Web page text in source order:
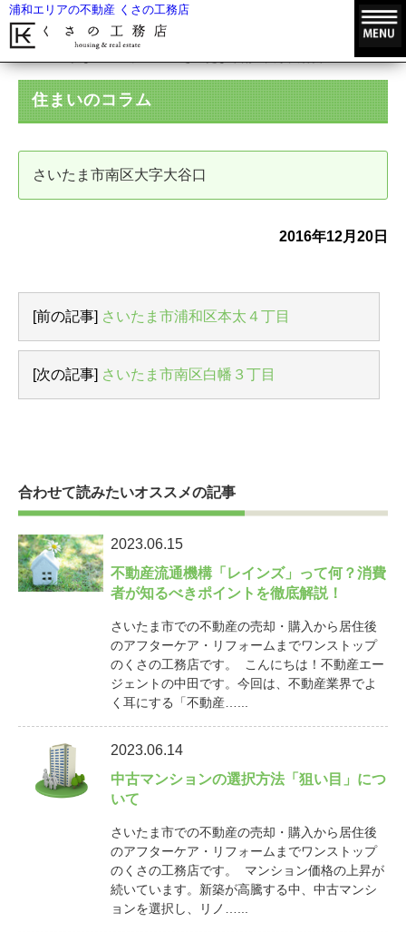
浦和エリアの不動産 くさの工務店
住まいのコラム
さいたま市南区大字大谷口
2016年12月20日
[前の記事] さいたま市浦和区本太４丁目
[次の記事] さいたま市南区白幡３丁目
合わせて読みたいオススメの記事
2023.06.15
不動産流通機構「レインズ」って何？消費
者が知るべきポイントを徹底解説！
さいたま市での不動産の売却・購入から居住後
のアフターケア・リフォームまでワンストップ
のくさの工務店です。 こんにちは！不動産エー
ジェントの中田です。今回は、不動産業界でよ
く耳にする「不動産…...
2023.06.14
中古マンションの選択方法「狙い目」につ
いて
さいたま市での不動産の売却・購入から居住後
のアフターケア・リフォームまでワンストップ
のくさの工務店です。 マンション価格の上昇が
続いています。新築が高騰する中、中古マンシ
ョンを選択し、リノ…...